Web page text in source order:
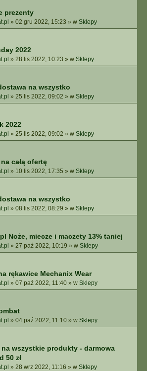
prezenty
» 02 gru 2022, 15:23 » w Sklepy
2022
» 28 lis 2022, 10:23 » w Sklepy
na wszystko
» 25 lis 2022, 09:02 » w Sklepy
2022
» 25 lis 2022, 09:02 » w Sklepy
całą ofertę
» 10 lis 2022, 17:35 » w Sklepy
na wszystko
» 08 lis 2022, 08:29 » w Sklepy
Noże, miecze i maczety 13% taniej
» 27 paź 2022, 10:19 » w Sklepy
rękawice Mechanix Wear
» 07 paź 2022, 11:40 » w Sklepy
» 04 paź 2022, 11:10 » w Sklepy
na wszystkie produkty - darmowa
50 zł
» 28 wrz 2022, 11:16 » w Sklepy